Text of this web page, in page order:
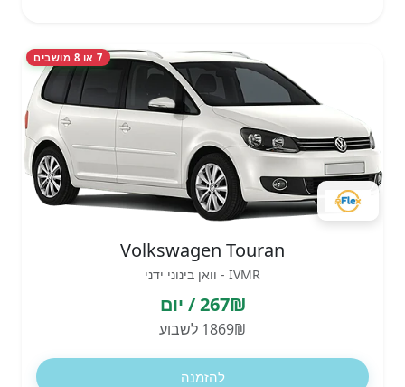
7 או 8 מושבים
Volkswagen Touran
IVMR - וואן בינוני ידני
267₪ / יום
1869₪ לשבוע
להזמנה